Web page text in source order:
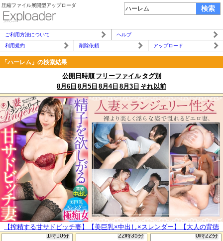
圧縮ファイル展開型アップローダ
ご利用方法について
ヘルプ
利用規約
削除依頼 アップロード
「ハーレム」の検索結果
公開日時順 フリーファイル タグ別
8月6日 8月5日 8月4日 8月3日 それ以前
【搾精する甘サドビッチ妻】【美巨乳×中出し×スレンダー】【大人の背徳
ランジェリー性交】清楚に見えて経験人数100人越えのビッチ妻登場www
1時10分 22時35分 0時22分